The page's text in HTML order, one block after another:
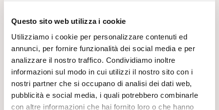
Questo sito web utilizza i cookie
Utilizziamo i cookie per personalizzare contenuti ed
annunci, per fornire funzionalità dei social media e per
analizzare il nostro traffico. Condividiamo inoltre
informazioni sul modo in cui utilizzi il nostro sito con i
nostri partner che si occupano di analisi dei dati web,
pubblicità e social media, i quali potrebbero combinarle
con altre informazioni che hai fornito loro o che hanno
Potrebbe Interessarti